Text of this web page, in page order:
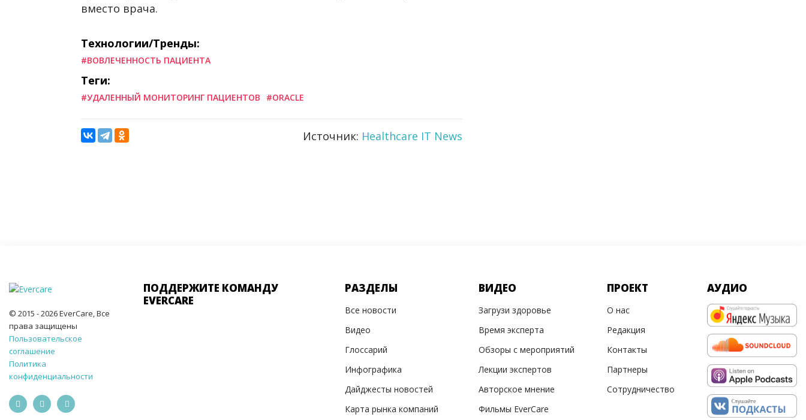
вместо врача.
Технологии/Тренды:
#ВОВЛЕЧЕННОСТЬ ПАЦИЕНТА
Теги:
#УДАЛЕННЫЙ МОНИТОРИНГ ПАЦИЕНТОВ #ORACLE
Источник: Healthcare IT News
© 2015 - 2026 EverCare, Все
права защищены
Пользовательское
соглашение
Политика
конфиденциальности
ПОДДЕРЖИТЕ КОМАНДУ
EVERCARE
РАЗДЕЛЫ
Все новости
Видео
Глоссарий
Инфографика
Дайджесты новостей
Карта рынка компаний
ВИДЕО
Загрузи здоровье
Время эксперта
Обзоры с мероприятий
Лекции экспертов
Авторское мнение
Фильмы EverCare
ПРОЕКТ
О нас
Редакция
Контакты
Партнеры
Сотрудничество
АУДИО